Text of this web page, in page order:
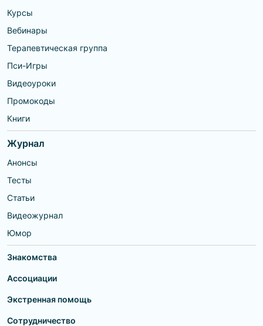
Курсы
Вебинары
Терапевтическая группа
Пси-Игры
Видеоуроки
Промокоды
Книги
Журнал
Анонсы
Тесты
Статьи
Видеожурнал
Юмор
Знакомства
Ассоциации
Экстренная помощь
Сотрудничество